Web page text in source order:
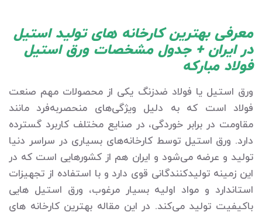
معرفی بهترین کارخانه های تولید استیل
در ایران + جدول مشخصات ورق استیل
فولاد مبارکه
ورق استیل یا فولاد ضدزنگ یکی از محصولات مهم صنعت
فولاد است که به دلیل ویژگی‌های منحصربه‌فرد مانند
مقاومت در برابر خوردگی، در صنایع مختلف کاربرد گسترده
دارد. ورق استیل توسط کارخانه‌های بسیاری در سراسر دنیا
تولید و عرضه می‌شود و ایران هم از کشورهایی است که در
این زمینه تولیدکنندگانی قوی دارد و با استفاده از تجهیزات
استاندارد و مواد اولیه بسیار مرغوب، ورق استیل هایی
باکیفیت تولید می‌کند. در این مقاله بهترین کارخانه های